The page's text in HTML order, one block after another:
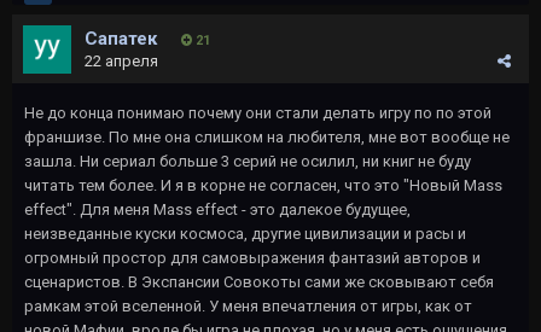
Сапатек 21
22 апреля
Не до конца понимаю почему они стали делать игру по по этой
франшизе. По мне она слишком на любителя, мне вот вообще не
зашла. Ни сериал больше 3 серий не осилил, ни книг не буду
читать тем более. И я в корне не согласен, что это "Новый Mass
effect". Для меня Mass effect - это далекое будущее,
неизведанные куски космоса, другие цивилизации и расы и
огромный простор для самовыражения фантазий авторов и
сценаристов. В Экспансии Совокоты сами же сковывают себя
рамкам этой вселенной. У меня впечатления от игры, как от